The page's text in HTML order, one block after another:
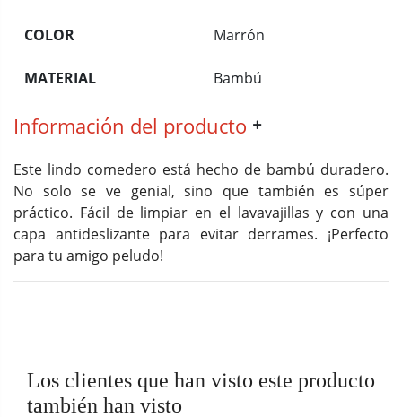
COLOR Marrón
MATERIAL Bambú
Información del producto
Este lindo comedero está hecho de bambú duradero.
No solo se ve genial, sino que también es súper
práctico. Fácil de limpiar en el lavavajillas y con una
capa antideslizante para evitar derrames. ¡Perfecto
para tu amigo peludo!
Los clientes que han visto este producto
también han visto